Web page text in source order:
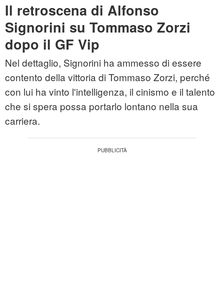
Il retroscena di Alfonso
Signorini su Tommaso Zorzi
dopo il GF Vip
Nel dettaglio, Signorini ha ammesso di essere
contento della vittoria di Tommaso Zorzi, perché
con lui ha vinto l'intelligenza, il cinismo e il talento
che si spera possa portarlo lontano nella sua
carriera.